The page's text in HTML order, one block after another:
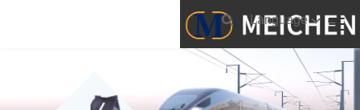
Language